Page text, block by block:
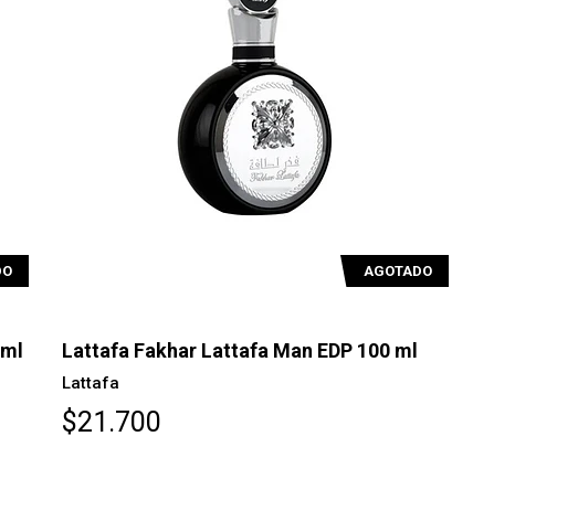
AGOTADO
Lattafa Fakhar Lattafa Man EDP 100 ml
Lattafa
$21.700